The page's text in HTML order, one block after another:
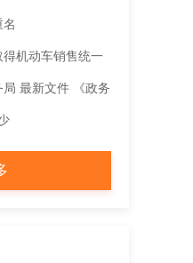
机动车销售统一
最新文件 《政务